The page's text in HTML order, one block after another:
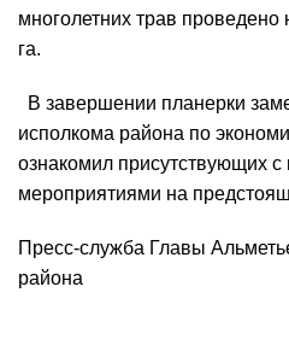
многолетних трав
га.
В завершении планерки
исполкома района по
ознакомил присутствующих
мероприятиями на
Пресс-служба Главы
района